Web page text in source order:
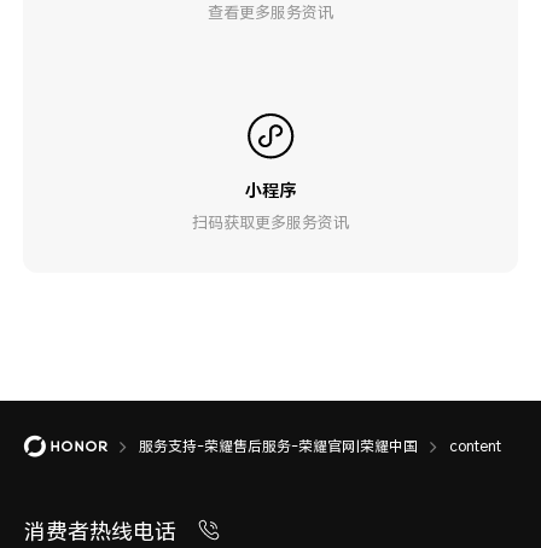
查看更多服务资讯
小程序
扫码获取更多服务资讯
服务支持-荣耀售后服务-荣耀官网|荣耀中国 content
消费者热线电话